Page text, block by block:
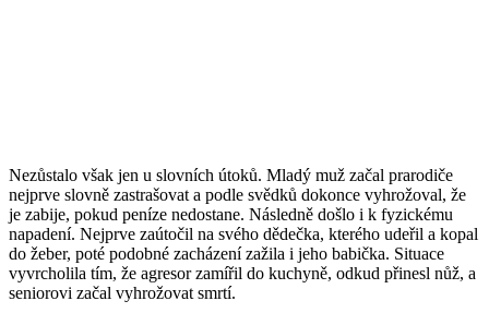
Nezůstalo však jen u slovních útoků. Mladý muž začal prarodiče
nejprve slovně zastrašovat a podle svědků dokonce vyhrožoval, že
je zabije, pokud peníze nedostane. Následně došlo i k fyzickému
napadení. Nejprve zaútočil na svého dědečka, kterého udeřil a kopal
do žeber, poté podobné zacházení zažila i jeho babička. Situace
vyvrcholila tím, že agresor zamířil do kuchyně, odkud přinesl nůž, a
seniorovi začal vyhrožovat smrtí.